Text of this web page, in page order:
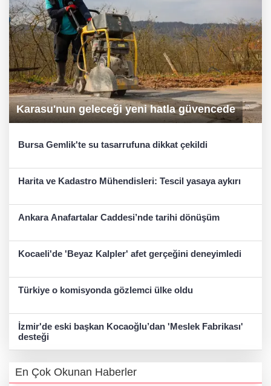
Karasu'nun geleceği yeni hatla güvencede
Bursa Gemlik'te su tasarrufuna dikkat çekildi
Harita ve Kadastro Mühendisleri: Tescil yasaya aykırı
Ankara Anafartalar Caddesi’nde tarihi dönüşüm
Kocaeli'de 'Beyaz Kalpler' afet gerçeğini deneyimledi
Türkiye o komisyonda gözlemci ülke oldu
İzmir'de eski başkan Kocaoğlu’dan 'Meslek Fabrikası'
desteği
En Çok Okunan Haberler